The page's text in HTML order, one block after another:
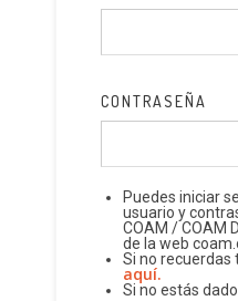
CONTRASEÑA
Puedes iniciar
usuario y
COAM / COAM
de la web
Si no recuerdas
aquí.
Si no estás